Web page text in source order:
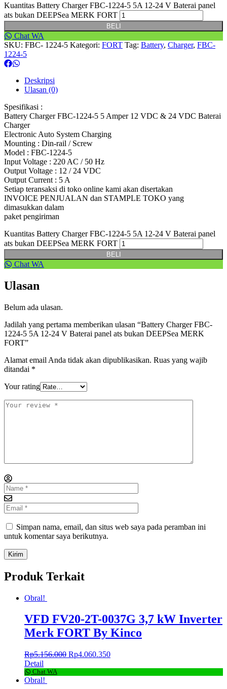
Kuantitas Battery Charger FBC-1224-5 5A 12-24 V Baterai panel
ats bukan DEEPSea MERK FORT
BELI
Chat WA
SKU: FBC- 1224-5 Kategori: FORT Tag: Battery, Charger, FBC-
1224-5
Deskripsi
Ulasan (0)
Spesifikasi :
Battery Charger FBC-1224-5 5 Amper 12 VDC & 24 VDC Baterai
Charger
Electronic Auto System Charging
Mounting : Din-rail / Screw
Model : FBC-1224-5
Input Voltage : 220 AC / 50 Hz
Output Voltage : 12 / 24 VDC
Output Current : 5 A
Setiap teransaksi di toko online kami akan disertakan
INVOICE PENJUALAN dan STAMPLE TOKO yang
dimasukkan dalam
paket pengiriman
Kuantitas Battery Charger FBC-1224-5 5A 12-24 V Baterai panel
ats bukan DEEPSea MERK FORT
BELI
Chat WA
Ulasan
Belum ada ulasan.
Jadilah yang pertama memberikan ulasan “Battery Charger FBC-
1224-5 5A 12-24 V Baterai panel ats bukan DEEPSea MERK
FORT”
Alamat email Anda tidak akan dipublikasikan. Ruas yang wajib
ditandai *
Your rating
Simpan nama, email, dan situs web saya pada peramban ini
untuk komentar saya berikutnya.
Produk Terkait
Obral!
VFD FV20-2T-0037G 3,7 kW Inverter
Merk FORT By Kinco
Rp5.156.000 Rp4.060.350
Detail
Chat WA
Obral!